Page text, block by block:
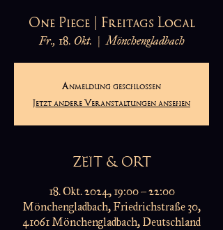
One Piece | Freitags Local
Fr., 18. Okt.
  |
Mönchengladbach
Anmeldung geschlossen
Jetzt andere Veranstaltungen ansehen
ZEIT & ORT
18. Okt. 2024, 19:00 – 22:00
Mönchengladbach, Friedrichstraße 30,
41061 Mönchengladbach, Deutschland